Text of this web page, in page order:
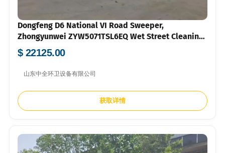
Dongfeng D6 National VI Road Sweeper,
Zhongyunwei ZYW5071TSL6EQ Wet Street Cleaning
Truck
$ 22125.00
山东中全环卫设备有限公司
获取详情